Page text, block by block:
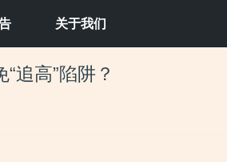
关于我们
追高”陷阱？